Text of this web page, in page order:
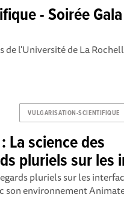
- Soirée Gala
l'Université de La
VULGARISATION-SCIENTIFIQUE
La science des
pluriels sur les
pluriels sur les
son environnement